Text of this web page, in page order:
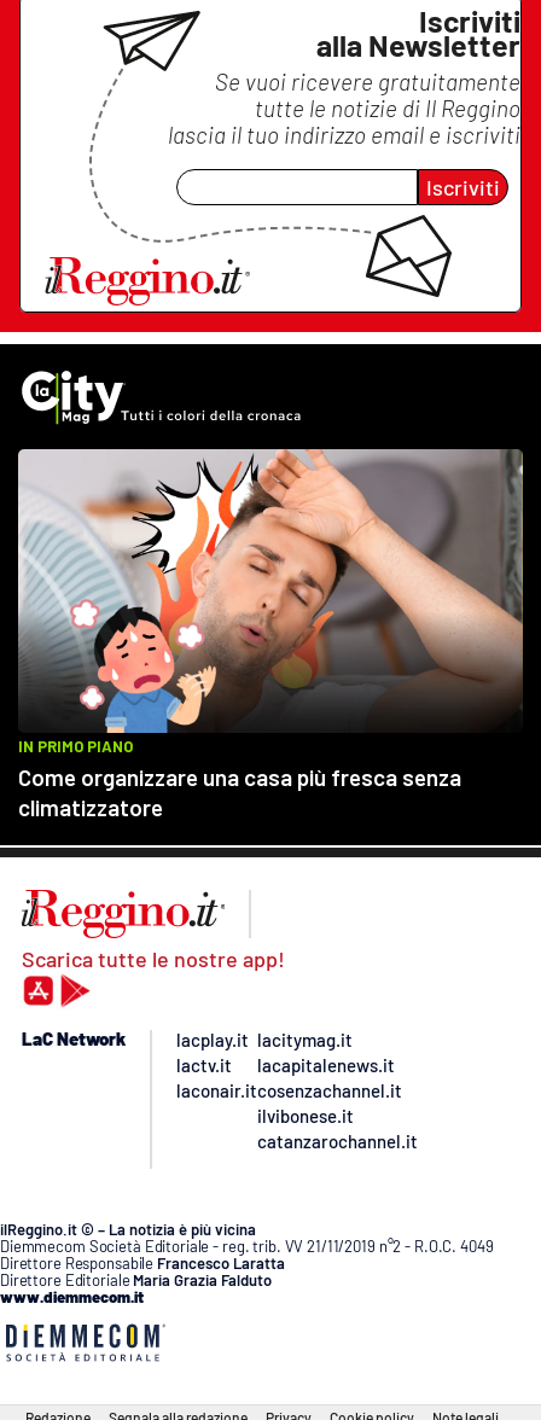
Iscriviti
alla Newsletter
Se vuoi ricevere gratuitamente
tutte le notizie di Il Reggino
lascia il tuo indirizzo email e iscriviti
Iscriviti
Scarica tutte le nostre app!
LaC Network
lacplay.it
lactv.it
laconair.it
lacitymag.it
lacapitalenews.it
cosenzachannel.it
ilvibonese.it
catanzarochannel.it
ilReggino.it © – La notizia è più vicina
Diemmecom Società Editoriale - reg. trib. VV 21/11/2019 n°2 - R.O.C. 4049
Direttore Responsabile Francesco Laratta
Direttore Editoriale Maria Grazia Falduto
www.diemmecom.it